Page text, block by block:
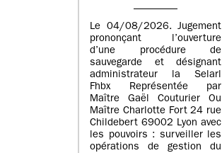
Le 04/08/2026. Jugement
prononçant l’ouverture
d’une procédure de
sauvegarde et désignant
administrateur la Selarl
Fhbx Représentée par
Maître Gaël Couturier Ou
Maître Charlotte Fort 24 rue
Childebert 69002 Lyon avec
les pouvoirs : surveiller les
opérations de gestion du